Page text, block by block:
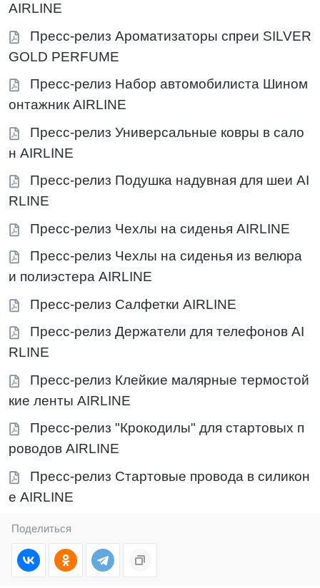
AIRLINE
Пресс-релиз Ароматизаторы спреи SILVER
GOLD PERFUME
Пресс-релиз Набор автомобилиста Шином
онтажник AIRLINE
Пресс-релиз Универсальные ковры в сало
н AIRLINE
Пресс-релиз Подушка надувная для шеи AI
RLINE
Пресс-релиз Чехлы на сиденья AIRLINE
Пресс-релиз Чехлы на сиденья из велюра
и полиэстера AIRLINE
Пресс-релиз Салфетки AIRLINE
Пресс-релиз Держатели для телефонов AI
RLINE
Пресс-релиз Клейкие малярные термостой
кие ленты AIRLINE
Пресс-релиз "Крокодилы" для стартовых п
роводов AIRLINE
Пресс-релиз Стартовые провода в силикон
е AIRLINE
Поделиться